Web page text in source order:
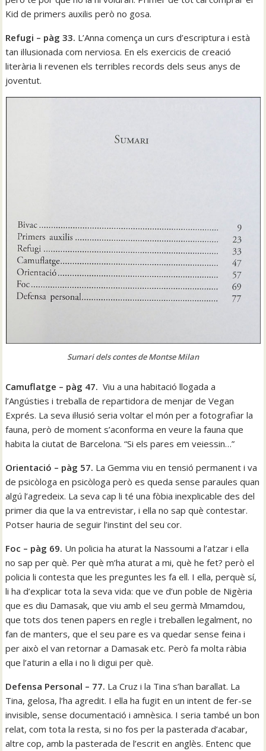
Kid de primers auxilis però no gosa.
Refugi – pàg 33. L’Anna comença un curs d’escriptura i està
tan il·lusionada com nerviosa. En els exercicis de creació
literària li revenen els terribles records dels seus anys de
joventut.
Sumari dels contes de Montse Milan
Camuflatge – pàg 47. Viu a una habitació llogada a
l’Angústies i treballa de repartidora de menjar de Vegan
Exprés. La seva il·lusió seria voltar el món per a fotografiar la
fauna, però de moment s’aconforma en veure la fauna que
habita la ciutat de Barcelona. “Si els pares em veiessin…”
Orientació – pàg 57. La Gemma viu en tensió permanent i va
de psicòloga en psicòloga però es queda sense paraules quan
algú l’agredeix. La seva cap li té una fòbia inexplicable des del
primer dia que la va entrevistar, i ella no sap què contestar.
Potser hauria de seguir l’instint del seu cor.
Foc – pàg 69. Un policia ha aturat la Nassoumi a l’atzar i ella
no sap per què. Per què m’ha aturat a mi, què he fet? però el
policia li contesta que les preguntes les fa ell. I ella, perquè sí,
li ha d’explicar tota la seva vida: que ve d’un poble de Nigèria
que es diu Damasak, que viu amb el seu germà Mmamdou,
que tots dos tenen papers en regle i treballen legalment, no
fan de manters, que el seu pare es va quedar sense feina i
per això el van retornar a Damasak etc. Però fa molta ràbia
que l’aturin a ella i no li digui per què.
Defensa Personal – 77. La Cruz i la Tina s’han barallat. La
Tina, gelosa, l’ha agredit. I ella ha fugit en un intent de fer-se
invisible, sense documentació i amnèsica. I seria també un bon
relat, com tota la resta, si no fos per la pasterada d’acabar,
altre cop, amb la pasterada de l’escrit en anglès. Entenc que